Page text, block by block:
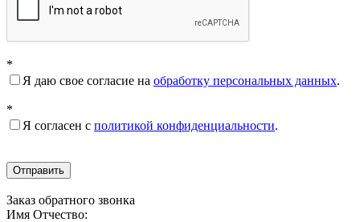
*
Я даю свое согласие на обработку персональных данных.
*
Я согласен с политикой конфиденциальности.
Отправить
Заказ обратного звонка
Имя Отчество: